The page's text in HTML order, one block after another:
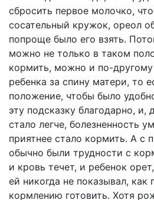
сбросить первое молочко,
сосательный кружок, ореол
попроще было его взять.
можно не только в таком
кормить, можно и по-
ребенка за спину матери, то
положение, чтобы было
эту подсказку благодарно, и,
стало легче, болезненность
приятнее стало кормить. А с
обычно были трудности с
и кровь течет, и ребенок
ей никогда не показывал, как
кормлению готовить. Хотя